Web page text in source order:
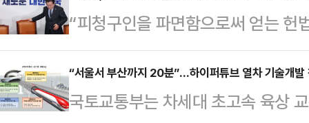
에서 순식간에 고립된 모양새다. 국
러난 또 하나의 사례라고 …
위험한 의회독점과 제왕적 대통령
알리기 위해서다.이 같은 전략이 효
'개헌 찬성 vs 개헌 반대'로 꾸려져,
있는 만큼, 국민의힘 내부에선 하루
“피청구인을 파면함으로써 얻는 헌
국가적 손실을 압도할 정도로 크다
선고문의 결론이다. 헌재 재판관 8
날까? 국민과 역사의 법정에서는
“서울서 부산까지 20분”…하이퍼튜브 열차 기술개발
국토교통부는 차세대 초고속 육상